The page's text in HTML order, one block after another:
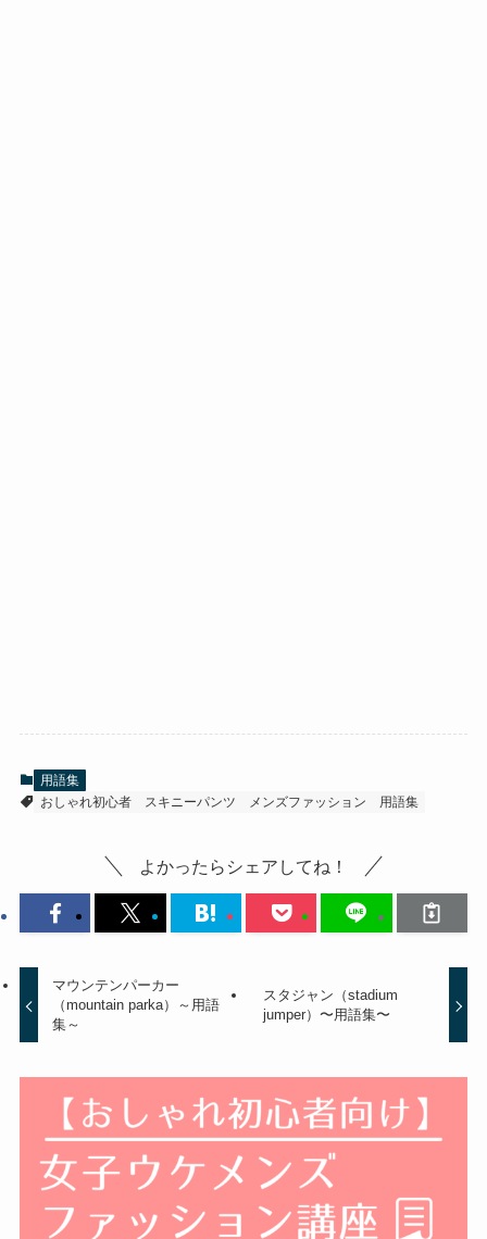
用語集
おしゃれ初心者
スキニーパンツ メンズファッション 用語集
よかったらシェアしてね！
マウンテンパーカー
（mountain parka）～用語
集～
スタジャン（stadium
jumper）〜用語集〜